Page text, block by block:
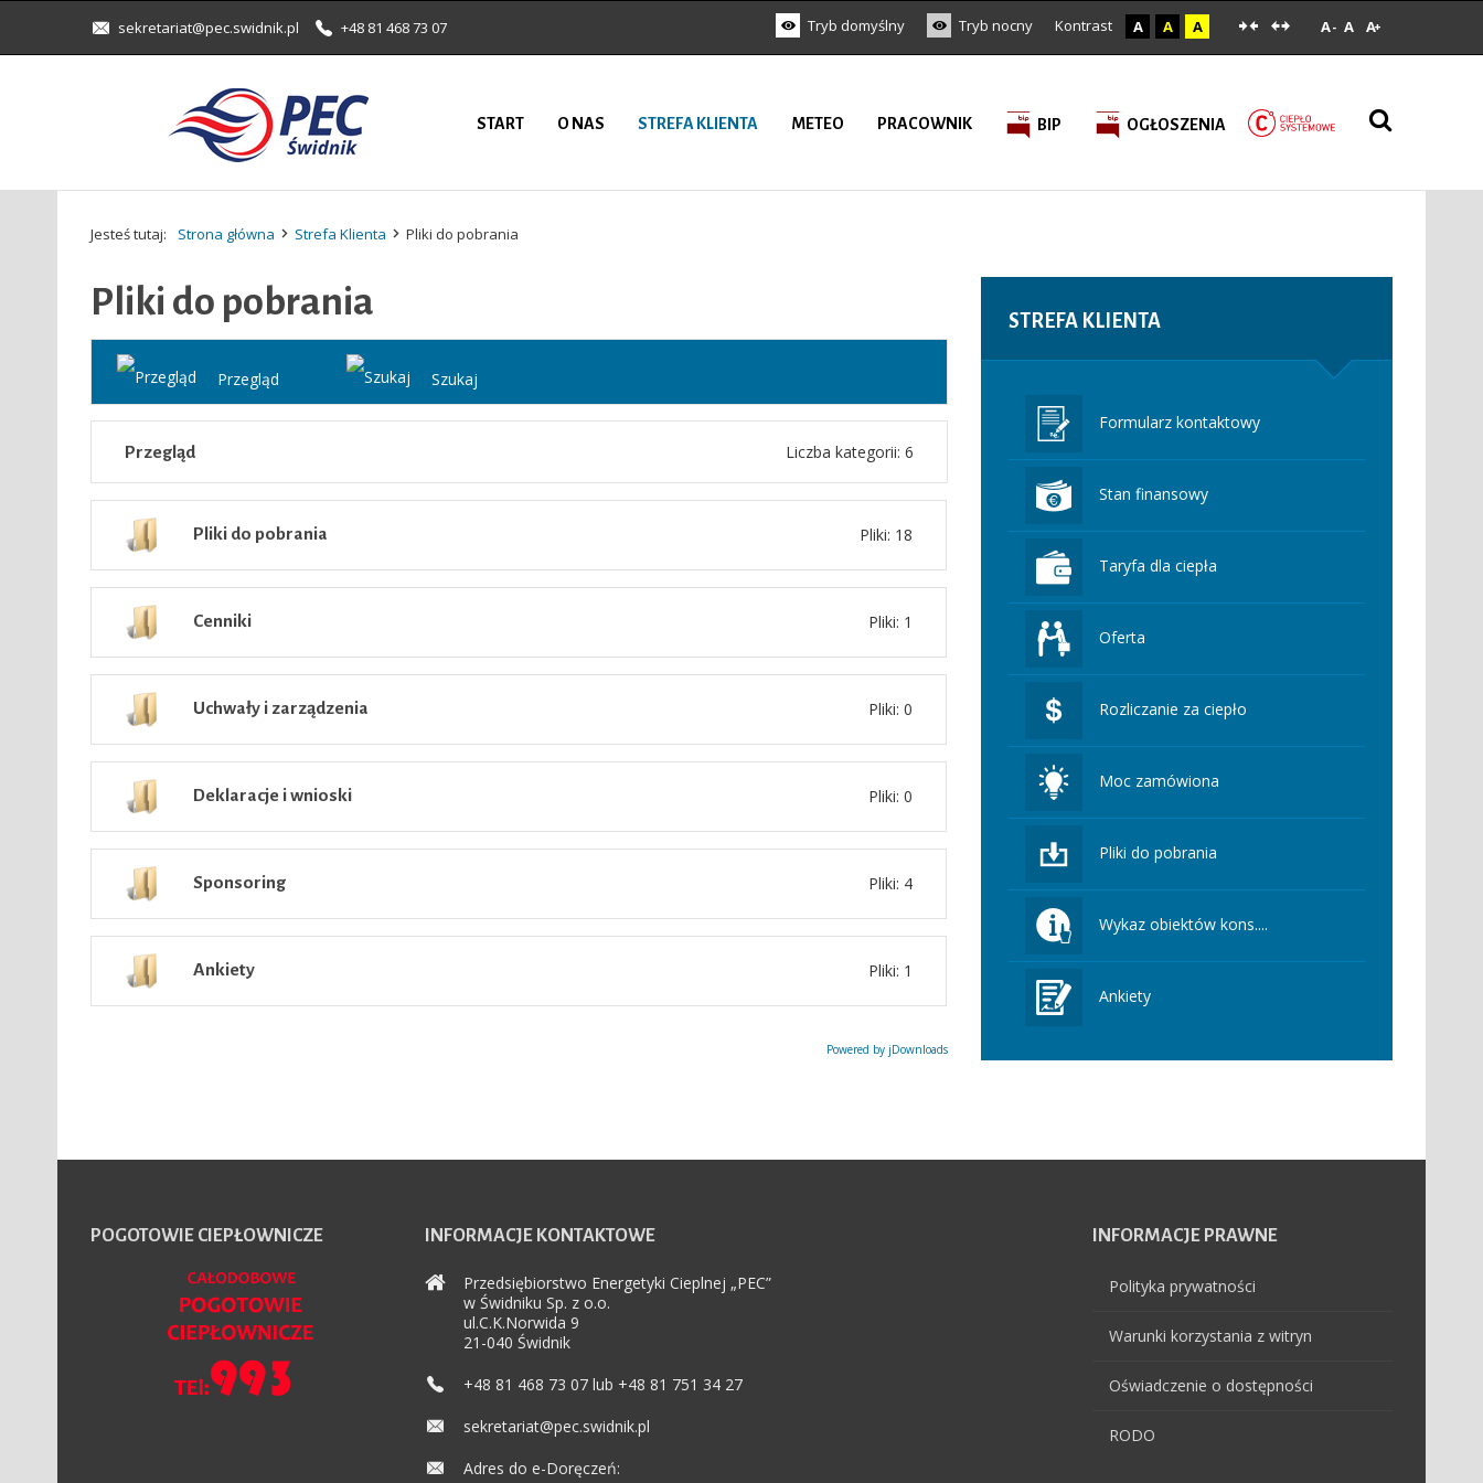
sekretariat@pec.swidnik.pl +48 81 468 73 07 Tryb domyślny Tryb nocny Kontrast A A A A- A A+
START O NAS STREFA KLIENTA METEO PRACOWNIK BIP OGŁOSZENIA
Jesteś tutaj: Strona główna Strefa Klienta Pliki do pobrania
Pliki do pobrania
Przegląd Szukaj
Przegląd Liczba kategorii: 6
Pliki do pobrania Pliki: 18
Cenniki Pliki: 1
Uchwały i zarządzenia Pliki: 0
Deklaracje i wnioski Pliki: 0
Sponsoring Pliki: 4
Ankiety Pliki: 1
Powered by jDownloads
STREFAKLIENTA
Formularz kontaktowy
Stan finansowy
Taryfa dla ciepła
Oferta
Rozliczanie za ciepło
Moc zamówiona
Pliki do pobrania
Wykaz obiektów kons....
Ankiety
POGOTOWIE CIEPŁOWNICZE INFORMACJEKONTAKTOWE
Przedsiębiorstwo Energetyki Cieplnej „PEC”
w Świdniku Sp. z o.o.
ul.C.K.Norwida 9
21-040 Świdnik
+48 81 468 73 07 lub +48 81 751 34 27
sekretariat@pec.swidnik.pl
Adres do e-Doręczeń:
INFORMACJEPRAWNE
Polityka prywatności
Warunki korzystania z witryn
Oświadczenie o dostępności
RODO